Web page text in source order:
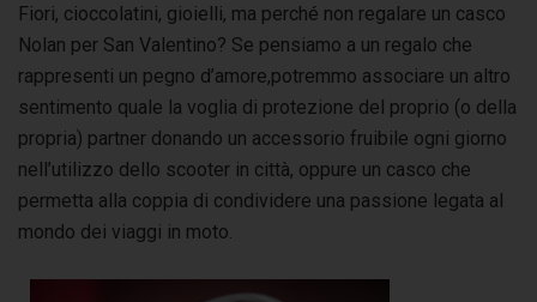
Fiori, cioccolatini, gioielli, ma perché non regalare un casco
Nolan per San Valentino? Se pensiamo a un regalo che
rappresenti un pegno d’amore,potremmo associare un altro
sentimento quale la voglia di protezione del proprio (o della
propria) partner donando un accessorio fruibile ogni giorno
nell’utilizzo dello scooter in città, oppure un casco che
permetta alla coppia di condividere una passione legata al
mondo dei viaggi in moto.